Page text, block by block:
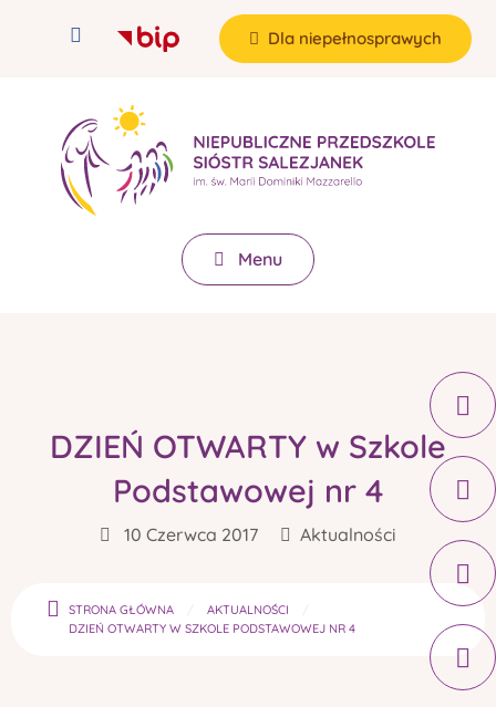
Dla niepełnosprawych
Menu
DZIEŃ OTWARTY w Szkole
Podstawowej nr 4
10 Czerwca 2017 Aktualności
STRONA GŁÓWNA
AKTUALNOŚCI
DZIEŃ OTWARTY W SZKOLE PODSTAWOWEJ NR 4